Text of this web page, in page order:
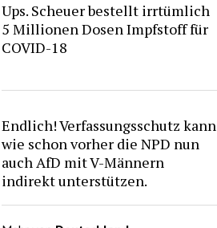
Ups. Scheuer bestellt irrtümlich
5 Millionen Dosen Impfstoff für
COVID-18
Endlich! Verfassungsschutz kann
wie schon vorher die NPD nun
auch AfD mit V-Männern
indirekt unterstützen.